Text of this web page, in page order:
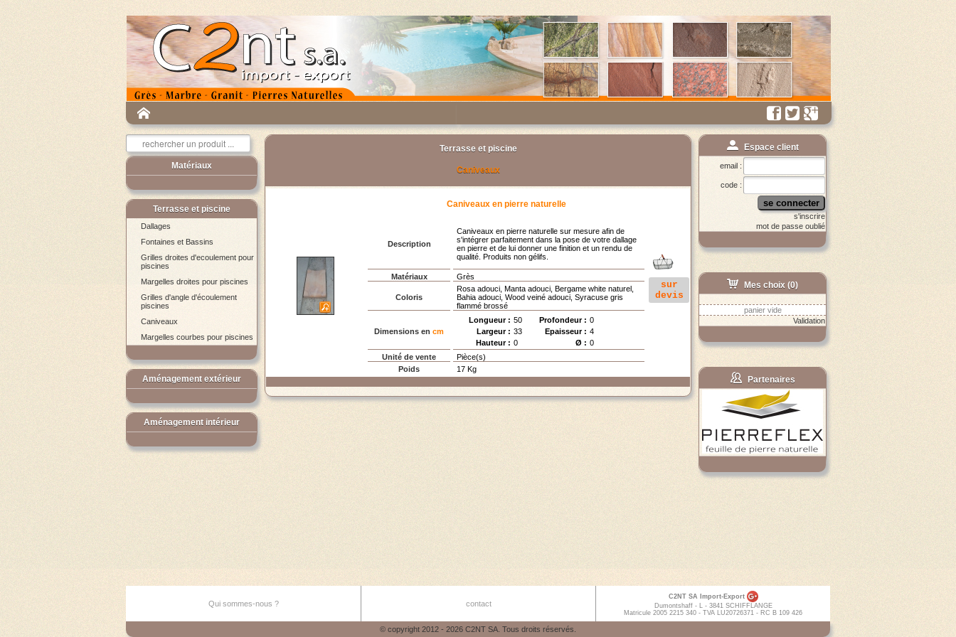
Matériaux
Terrasse et piscine
Dallages
Fontaines et Bassins
Grilles droites d'ecoulement pour
piscines
Margelles droites pour piscines
Grilles d'angle d'écoulement
piscines
Caniveaux
Margelles courbes pour piscines
Aménagement extérieur
Aménagement intérieur
Terrasse et piscine
Caniveaux
Caniveaux en pierre naturelle
Description
Caniveaux en pierre naturelle sur mesure afin de
s'intégrer parfaitement dans la pose de votre dallage
en pierre et de lui donner une finition et un rendu de
qualité. Produits non gélifs.
Matériaux Grès
Coloris
Rosa adouci, Manta adouci, Bergame white naturel,
Bahia adouci, Wood veiné adouci, Syracuse gris
flammé brossé
Dimensions en cm
Longueur : 50 Profondeur : 0
Largeur : 33 Epaisseur : 4
Hauteur : 0 Ø : 0
Unité de vente
Pièce(s)
Poids
17 Kg
sur
devis
Espace client
email :
code :
se connecter
s'inscrire
mot de passe oublié
Mes choix (0)
panier vide
Validation
Partenaires
Qui sommes-nous ? contact
C2NT SA Import-Export
Dumontshaff - L - 3841 SCHIFFLANGE
Matricule 2005 2215 340 - TVA LU20726371 - RC B 109 426
© copyright 2012 - 2026 C2NT SA. Tous droits réservés.